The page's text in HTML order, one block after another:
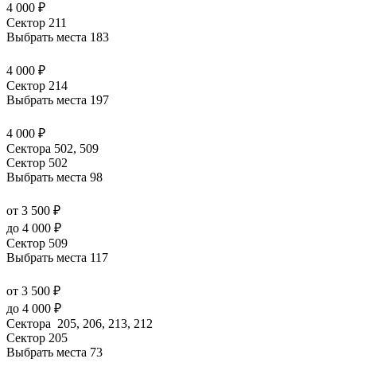
4 000 ₽
Сектор 211
Выбрать места 183
4 000 ₽
Сектор 214
Выбрать места 197
4 000 ₽
Сектора 502, 509
Сектор 502
Выбрать места 98
от 3 500 ₽
до 4 000 ₽
Сектор 509
Выбрать места 117
от 3 500 ₽
до 4 000 ₽
Сектора 205, 206, 213, 212
Сектор 205
Выбрать места 73